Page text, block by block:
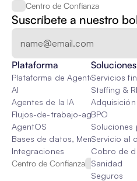
Centro de Confianza
Suscríbete a nuestro
Plataforma
Plataforma de Agente de IA
AI
Agentes de la IA
Flujos-de-trabajo-agenticos
AgentOS
Bases de datos, Memoria &
Integraciones
Centro de Confianza
Soluciones
Servicios
Staffing &
BPO
Soluciones
Servicio al
Cobro de
Sanidad
Seguros